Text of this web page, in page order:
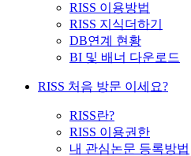
RISS 이용방법
RISS 지식더하기
DB연계 현황
BI 및 배너 다운로드
RISS 처음 방문 이세요?
RISS란?
RISS 이용권한
내 관심논문 등록방법